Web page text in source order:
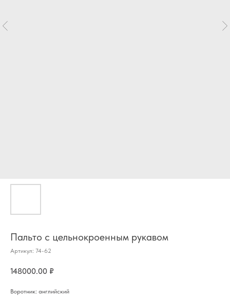
Пальто с цельнокроенным рукавом
Артикул: 74-62
148000.00 ₽
Воротник: английский